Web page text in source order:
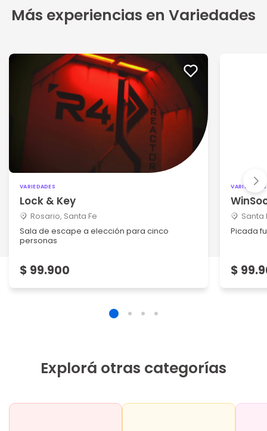
Más experiencias en Variedades
VARIEDADES
Lock & Key
Rosario, Santa Fe
Sala de escape a elección para cinco
personas
$ 99.900
VARIEDADES
Santa
Picada
$
Explorá otras categorías